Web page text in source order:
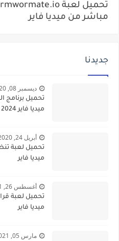
مباشر من ميديا فاير
جديدنا
ديسمبر 08, 2020
ميديا فاير 2024
أبريل 24, 2020
ميديا فاير
أغسطس 26, 2021
تحميل لعبة
ميديا فاير
مارس 05, 2021